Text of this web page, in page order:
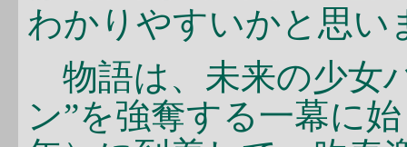
わかりやすいかと思い
物語は、未来の少女
ン”を強奪する一幕に